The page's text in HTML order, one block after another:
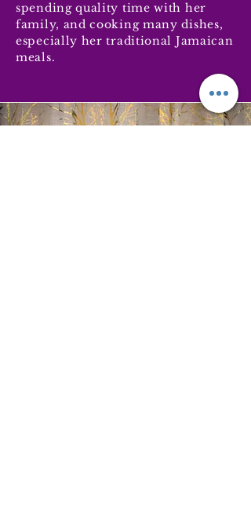
spending quality time with her
family, and cooking many dishes,
especially her traditional Jamaican
meals.